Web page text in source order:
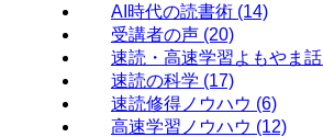
AI時代の読書術 (14)
受講者の声 (20)
速読・高速学習よもやま話
速読の科学 (17)
速読修得ノウハウ (6)
高速学習ノウハウ (12)